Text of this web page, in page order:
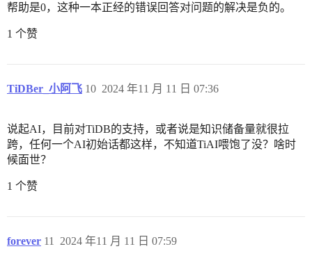
帮助是0，这种一本正经的错误回答对问题的解决是负的。
1 个赞
TiDBer_小阿飞 2024 年11 月 11 日 07:36
10
说起AI，目前对TiDB的支持，或者说是知识储备量就很拉
跨，任何一个AI初始话都这样，不知道TiAI喂饱了没？啥时
候面世？
1 个赞
forever 2024 年11 月 11 日 07:59
11